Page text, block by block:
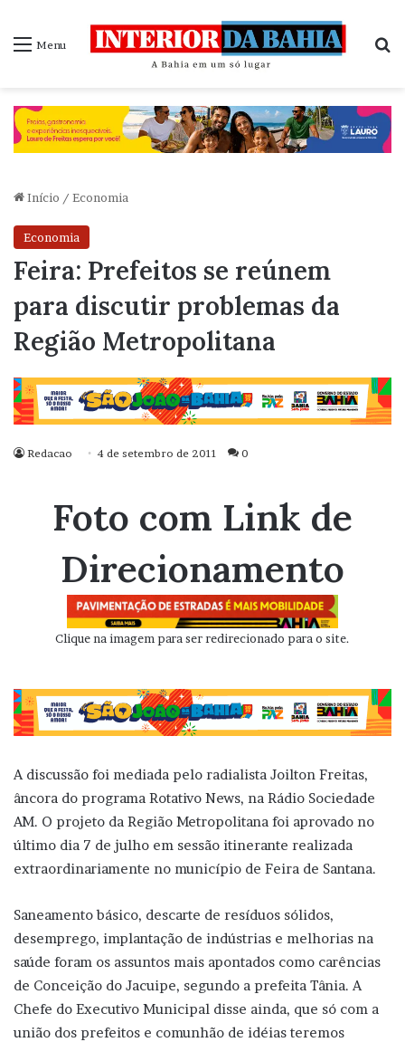
Menu
Início / Economia
Economia
Feira: Prefeitos se reúnem
para discutir problemas da
Região Metropolitana
Redacao 4 de setembro de 2011 0
Foto com Link de
Direcionamento
Clique na imagem para ser redirecionado para o site.
A discussão foi mediada pelo radialista Joilton Freitas,
âncora do programa Rotativo News, na Rádio Sociedade
AM. O projeto da Região Metropolitana foi aprovado no
último dia 7 de julho em sessão itinerante realizada
extraordinariamente no município de Feira de Santana.
Saneamento básico, descarte de resíduos sólidos,
desemprego, implantação de indústrias e melhorias na
saúde foram os assuntos mais apontados como carências
de Conceição do Jacuipe, segundo a prefeita Tânia. A
Chefe do Executivo Municipal disse ainda, que só com a
união dos prefeitos e comunhão de idéias teremos